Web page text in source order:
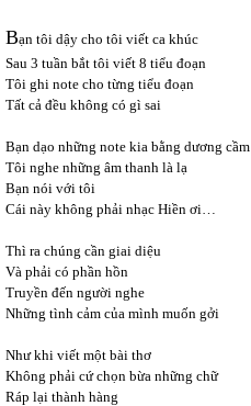
Bạn tôi dậy cho tôi viết ca khúc
Sau 3 tuần bắt tôi viết 8 tiểu đoạn
Tôi ghi note cho từng tiểu đoạn
Tất cả đều không có gì sai
Bạn dạo những note kia bằng dương cầm
Tôi nghe những âm thanh là lạ
Bạn nói với tôi
Cái này không phải nhạc Hiền ơi…
Thì ra chúng cần giai diệu
Và phải có phần hồn
Truyền đến người nghe
Những tình cảm của mình muốn gởi
Như khi viết một bài thơ
Không phải cứ chọn bừa những chữ
Ráp lại thành hàng